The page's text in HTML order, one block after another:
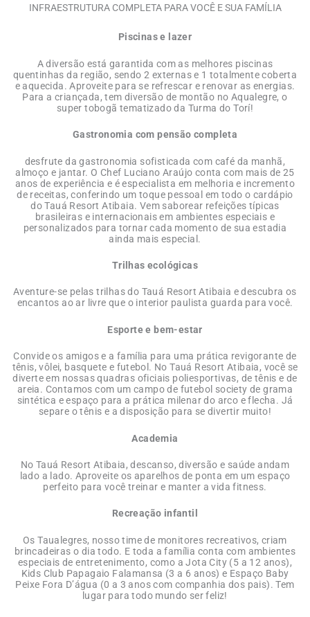
INFRAESTRUTURA COMPLETA PARA VOCÊ E SUA FAMÍLIA
Piscinas e lazer
A diversão está garantida com as melhores piscinas
quentinhas da região, sendo 2 externas e 1 totalmente coberta
e aquecida. Aproveite para se refrescar e renovar as energias.
Para a criançada, tem diversão de montão no Aqualegre, o
super tobogã tematizado da Turma do Torí!
Gastronomia com pensão completa
desfrute da gastronomia sofisticada com café da manhã,
almoço e jantar. O Chef Luciano Araújo conta com mais de 25
anos de experiência e é especialista em melhoria e incremento
de receitas, conferindo um toque pessoal em todo o cardápio
do Tauá Resort Atibaia. Vem saborear refeições típicas
brasileiras e internacionais em ambientes especiais e
personalizados para tornar cada momento de sua estadia
ainda mais especial.
Trilhas ecológicas
Aventure-se pelas trilhas do Tauá Resort Atibaia e descubra os
encantos ao ar livre que o interior paulista guarda para você.
Esporte e bem-estar
Convide os amigos e a família para uma prática revigorante de
tênis, vôlei, basquete e futebol. No Tauá Resort Atibaia, você se
diverte em nossas quadras oficiais poliesportivas, de tênis e de
areia. Contamos com um campo de futebol society de grama
sintética e espaço para a prática milenar do arco e flecha. Já
separe o tênis e a disposição para se divertir muito!
Academia
No Tauá Resort Atibaia, descanso, diversão e saúde andam
lado a lado. Aproveite os aparelhos de ponta em um espaço
perfeito para você treinar e manter a vida fitness.
Recreação infantil
Os Taualegres, nosso time de monitores recreativos, criam
brincadeiras o dia todo. E toda a família conta com ambientes
especiais de entretenimento, como a Jota City (5 a 12 anos),
Kids Club Papagaio Falamansa (3 a 6 anos) e Espaço Baby
Peixe Fora D’água (0 a 3 anos com companhia dos pais). Tem
lugar para todo mundo ser feliz!